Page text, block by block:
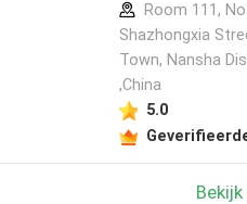
Room 111,
Shazhongxia
Town, Nansha
,China
5.0